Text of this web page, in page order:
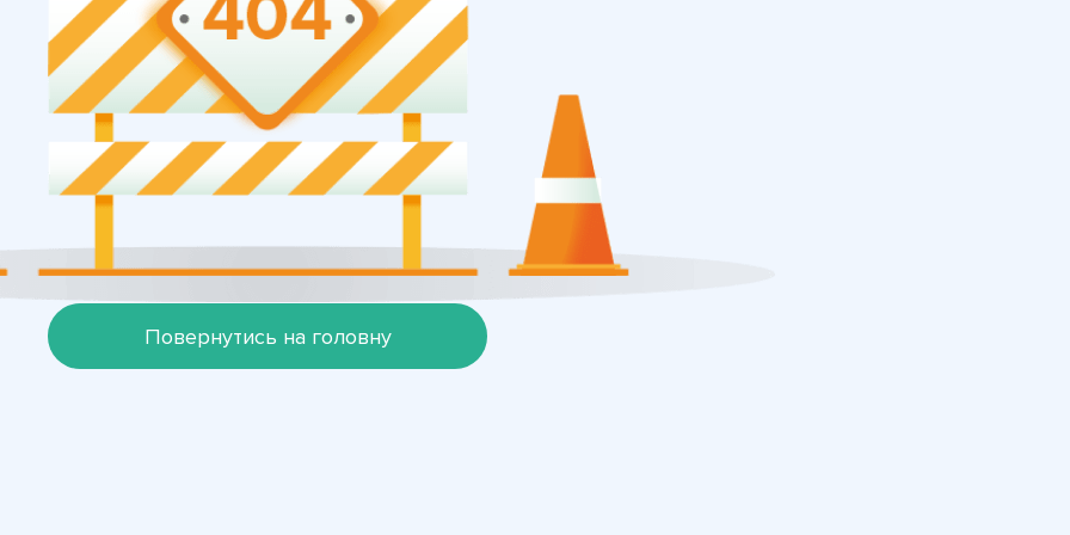
Повернутись на головну